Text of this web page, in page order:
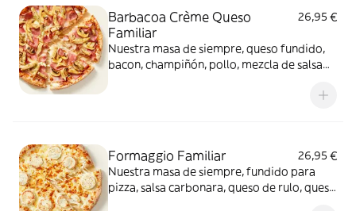
Barbacoa Crème Queso
Familiar
26,95 €
Nuestra masa de siempre, queso fundido,
bacon, champiñón, pollo, mezcla de salsa
Formaggio Familiar
26,95 €
Nuestra masa de siempre, fundido para
pizza, salsa carbonara, queso de rulo, queso